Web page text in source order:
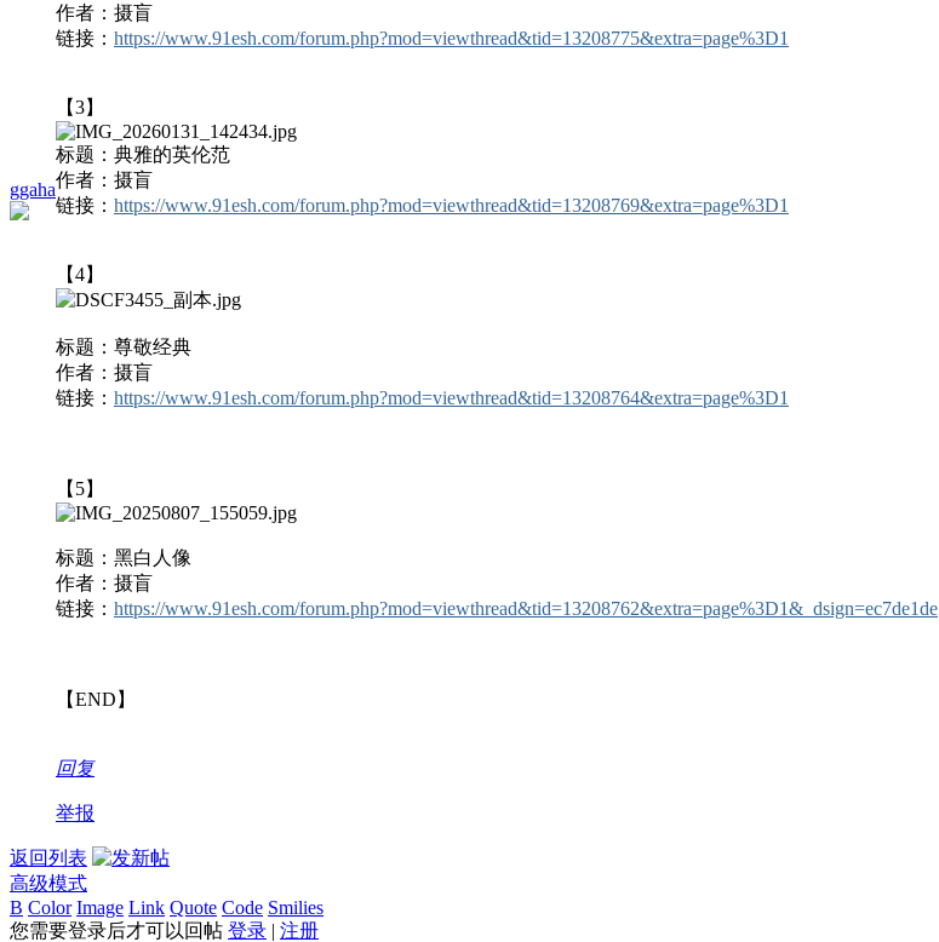
ggaha
作者：摄盲
链接： https://www.91esh.com/forum.php?mod=viewthread&tid=13208775&extra=page%3D1
【3】
标题： 典雅的英伦范
作者：摄盲
链接： https://www.91esh.com/forum.php?mod=viewthread&tid=13208769&extra=page%3D1
【4】
标题： 尊敬经典
作者：摄盲
链接： https://www.91esh.com/forum.php?mod=viewthread&tid=13208764&extra=page%3D1
【5】
标题： 黑白人像
作者：摄盲
链接： https://www.91esh.com/forum.php?mod=viewthread&tid=13208762&extra=page%3D1&_dsign=ec7de1de
【END】
回复
举报
返回列表
高级模式
B Color Image Link Quote Code Smilies
您需要登录后才可以回帖 登录 | 注册